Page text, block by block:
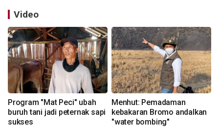
Video
Program "Mat Peci" ubah
buruh tani jadi peternak sapi
sukses
Menhut: Pemadaman
kebakaran Bromo andalkan
"water bombing"